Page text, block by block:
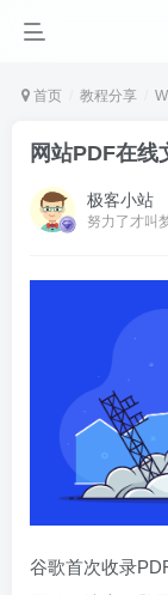
首页 教程分享
网站PDF在线
极客小站
努力了才叫
谷歌首次收录